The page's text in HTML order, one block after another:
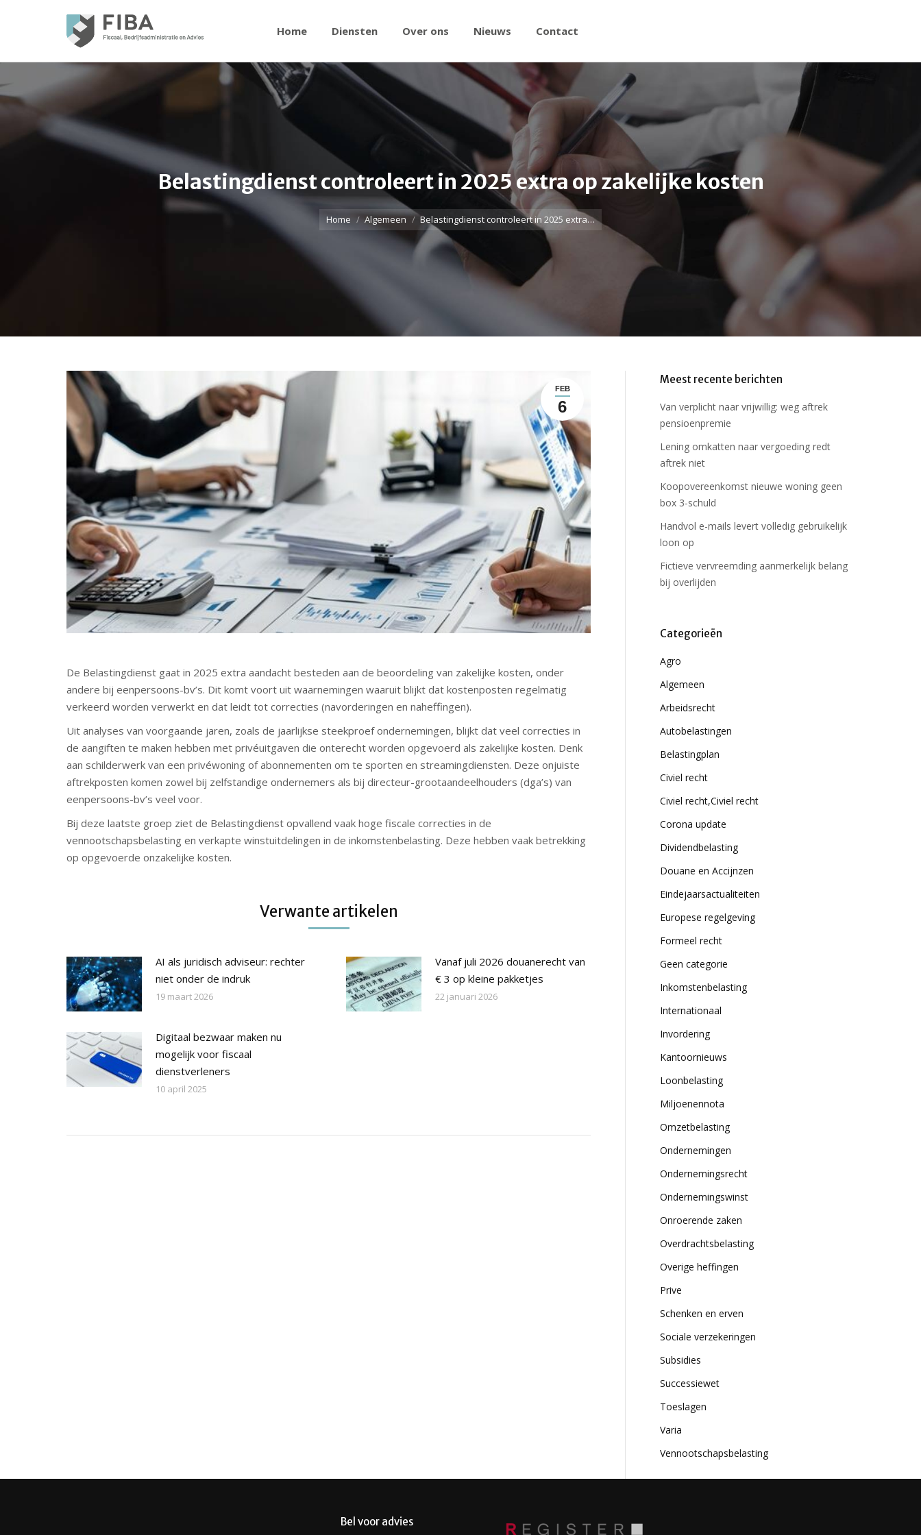
Home Diensten Over ons Nieuws Contact
Belastingdienst controleert in 2025 extra op zakelijke kosten
Home Algemeen Belastingdienst controleert in 2025 extra…
FEB
6
De Belastingdienst gaat in 2025 extra aandacht besteden aan de beoordeling van zakelijke kosten, onder
andere bij eenpersoons-bv’s. Dit komt voort uit waarnemingen waaruit blijkt dat kostenposten regelmatig
verkeerd worden verwerkt en dat leidt tot correcties (navorderingen en naheffingen).
Uit analyses van voorgaande jaren, zoals de jaarlijkse steekproef ondernemingen, blijkt dat veel correcties in
de aangiften te maken hebben met privéuitgaven die onterecht worden opgevoerd als zakelijke kosten. Denk
aan schilderwerk van een privéwoning of abonnementen om te sporten en streamingdiensten. Deze onjuiste
aftrekposten komen zowel bij zelfstandige ondernemers als bij directeur-grootaandeelhouders (dga’s) van
eenpersoons-bv’s veel voor.
Bij deze laatste groep ziet de Belastingdienst opvallend vaak hoge fiscale correcties in de
vennootschapsbelasting en verkapte winstuitdelingen in de inkomstenbelasting. Deze hebben vaak betrekking
op opgevoerde onzakelijke kosten.
Verwante artikelen
AI als juridisch adviseur: rechter
niet onder de indruk
19 maart 2026
Vanaf juli 2026 douanerecht van
€ 3 op kleine pakketjes
22 januari 2026
Digitaal bezwaar maken nu
mogelijk voor fiscaal
dienstverleners
10 april 2025
Meest recente berichten
Van verplicht naar vrijwillig: weg aftrek
pensioenpremie
Lening omkatten naar vergoeding redt
aftrek niet
Koopovereenkomst nieuwe woning geen
box 3-schuld
Handvol e-mails levert volledig gebruikelijk
loon op
Fictieve vervreemding aanmerkelijk belang
bij overlijden
Categorieën
Agro
Algemeen
Arbeidsrecht
Autobelastingen
Belastingplan
Civiel recht
Civiel recht,Civiel recht
Corona update
Dividendbelasting
Douane en Accijnzen
Eindejaarsactualiteiten
Europese regelgeving
Formeel recht
Geen categorie
Inkomstenbelasting
Internationaal
Invordering
Kantoornieuws
Loonbelasting
Miljoenennota
Omzetbelasting
Ondernemingen
Ondernemingsrecht
Ondernemingswinst
Onroerende zaken
Overdrachtsbelasting
Overige heffingen
Prive
Schenken en erven
Sociale verzekeringen
Subsidies
Successiewet
Toeslagen
Varia
Vennootschapsbelasting
Bel voor advies